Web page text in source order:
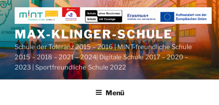
Zum
Inhalt
springenMAX-KLINGER-SCHULE
Schule der Toleranz 2015 – 2016 | MINT-freundliche Schule
2015 – 2018 – 2021 – 2024| Digitale Schule 2017 – 2020 –
2023 | Sportfreundliche Schule 2022
Menü